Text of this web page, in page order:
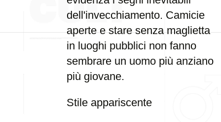
dell'invecchiamento. Camicie
aperte e stare senza maglietta
in luoghi pubblici non fanno
sembrare un uomo più anziano
più giovane.
Stile appariscente